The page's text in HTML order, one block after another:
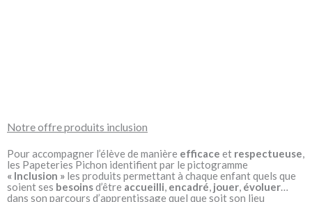
Notre offre produits inclusion
Pour accompagner l’élève de manière efficace et respectueuse,
les Papeteries Pichon identifient par le pictogramme
« Inclusion » les produits permettant à chaque enfant quels que
soient ses besoinsd’être accueilli, encadré, jouer, évoluer…
dans son parcours d’apprentissage quel que soit son lieu